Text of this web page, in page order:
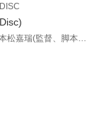
和崎俊也,原田糸子,園井啓介,二本松嘉瑞(監督、脚本),いずみたく(音楽)